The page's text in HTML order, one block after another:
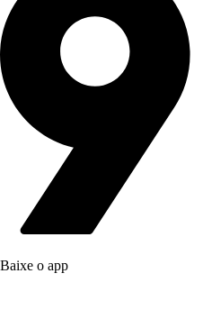
Baixe o app